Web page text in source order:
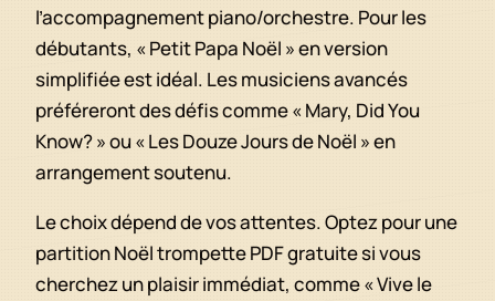
l’accompagnement piano/orchestre. Pour les
débutants, « Petit Papa Noël » en version
simplifiée est idéal. Les musiciens avancés
préféreront des défis comme « Mary, Did You
Know? » ou « Les Douze Jours de Noël » en
arrangement soutenu.
Le choix dépend de vos attentes. Optez pour une
partition Noël trompette PDF gratuite si vous
cherchez un plaisir immédiat, comme « Vive le